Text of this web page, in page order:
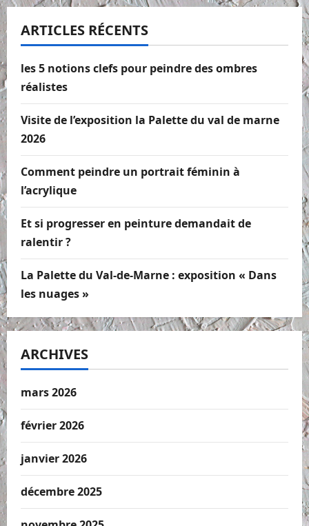
ARTICLES RÉCENTS
les 5 notions clefs pour peindre des ombres
réalistes
Visite de l’exposition la Palette du val de marne
2026
Comment peindre un portrait féminin à
l’acrylique
Et si progresser en peinture demandait de
ralentir ?
La Palette du Val-de-Marne : exposition « Dans
les nuages »
ARCHIVES
mars 2026
février 2026
janvier 2026
décembre 2025